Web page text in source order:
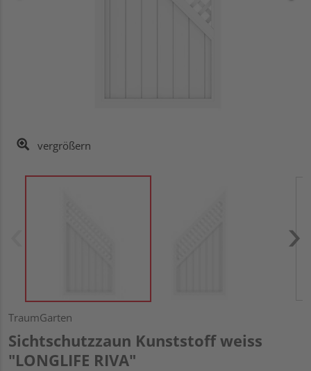
vergrößern
TraumGarten
Sichtschutzzaun Kunststoff weiss
"LONGLIFE RIVA"